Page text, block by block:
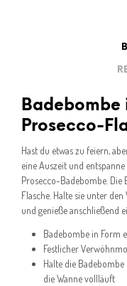
Badebombe
Prosecco-
Hast du etwas zu feiern,
eine Auszeit und
Prosecco-Badebombe.
Flasche. Halte sie unter
und genieße anschließend
Badebombe in Form
Festlicher
Halte die
die Wanne vollläuft